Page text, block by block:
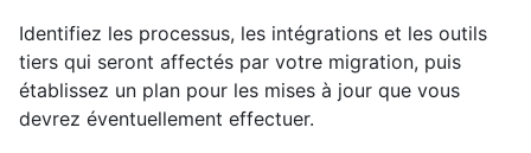
Identifiez les processus, les intégrations et les outils
tiers qui seront affectés par votre migration, puis
établissez un plan pour les mises à jour que vous
devrez éventuellement effectuer.